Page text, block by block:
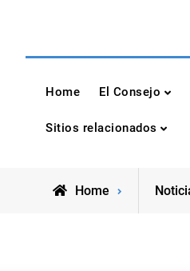
Consejo de
México 2021-2022
Home El Consejo
Sitios relacionados
Home